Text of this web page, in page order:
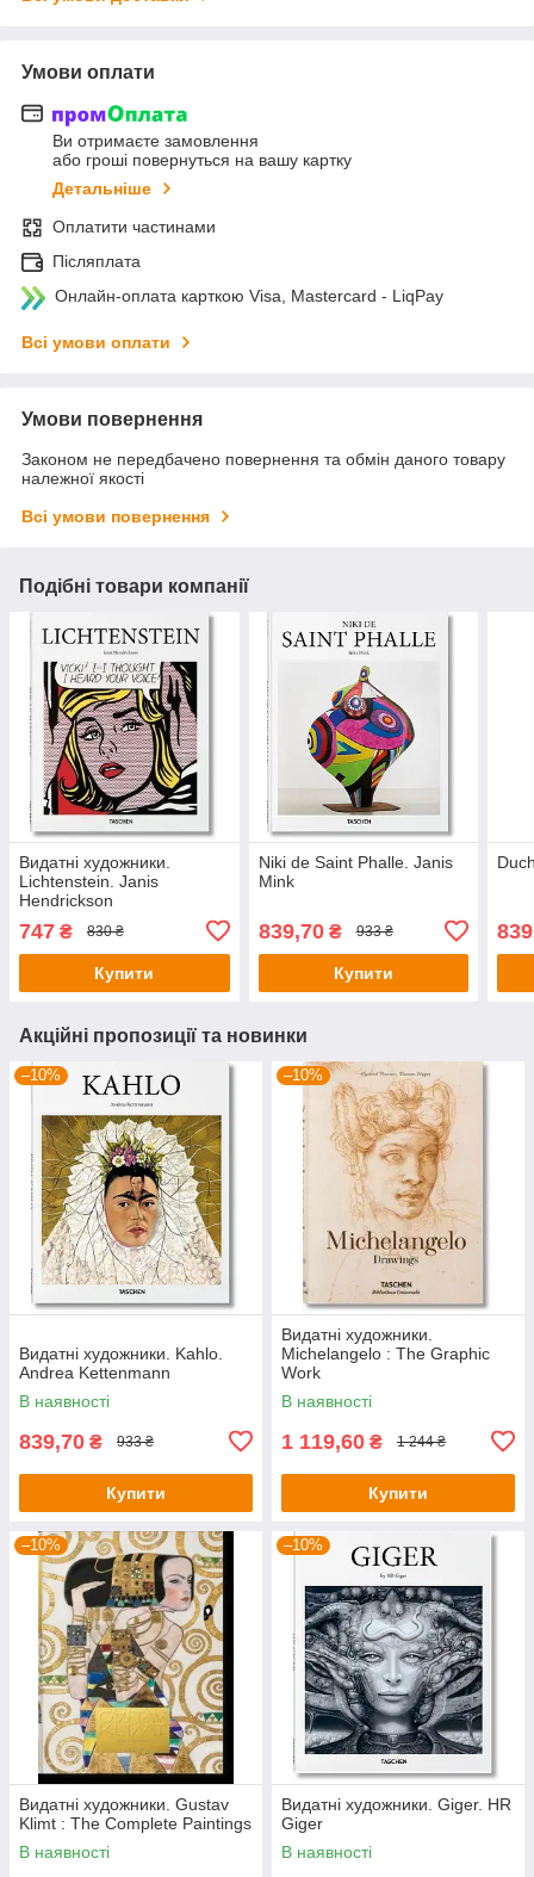
Умови оплати
Ви отримаєте замовлення
або гроші повернуться на вашу картку
Детальніше
Оплатити частинами
Післяплата
Онлайн-оплата карткою Visa, Mastercard - LiqPay
Всі умови оплати
Умови повернення
Законом не передбачено повернення та обмін даного товару
належної якості
Всі умови повернення
Подібні товари компанії
Видатні художники.
Lichtenstein. Janis
Hendrickson
747 ₴ 830 ₴
Купити
Niki de Saint Phalle. Janis
Mink
839,70₴ 933 ₴
Купити
Акційні пропозиції та новинки
–10%
Видатні художники. Kahlo.
Andrea Kettenmann
В наявності
839,70 ₴ 933 ₴
Купити
–10%
Видатні художники.
Michelangelo : The Graphic
Work
В наявності
1 119,60 ₴ 1 244 ₴
Купити
–10%
Видатні художники. Gustav
Klimt : The Complete Paintings
В наявності
–10%
Видатні художники. Giger. HR
Giger
В наявності